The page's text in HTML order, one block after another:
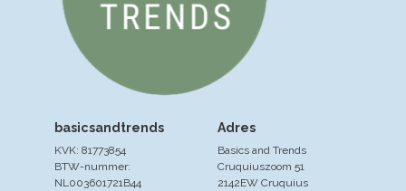
Adres
Basics and Trends
Cruquiuszoom 51
2142EW Cruquius
basicsandtrends
KVK: 81773854
BTW-nummer:
NL003601721B44